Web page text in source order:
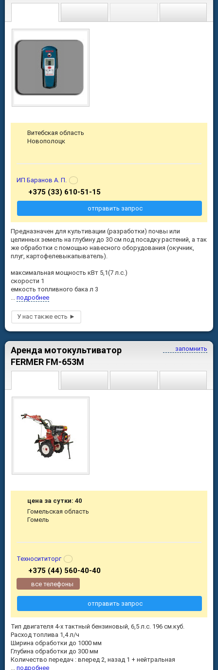
Предназначен для культивации (разработки) почвы или
целинных земель на глубину до 30 см под посадку растений, а так
же обработки с помощью навесного оборудования (окучник,
плуг, картофелевыкапыватель).
максимальная мощность кВт 5,1(7 л.с.)
скорости 1
емкость топливного бака л 3
подробнее
Витебская область
Новополоцк
ИП Баранов А. П.
+375 (33) 610-51-15
отправить запрос
запомнить
Аренда мотокультиватор
FERMER FM-653M
Тип двигателя 4-х тактный бензиновый, 6,5 л.с. 196 см.куб.
Расход топлива 1,4 л/ч
Ширина обработки до 1000 мм
Глубина обработки до 300 мм
Количество передач : вперед 2, назад 1 + нейтральная
подробнее
цена за сутки: 40
Гомельская область
Гомель
Техносититорг
+375 (44) 560-40-40
все телефоны
отправить запрос